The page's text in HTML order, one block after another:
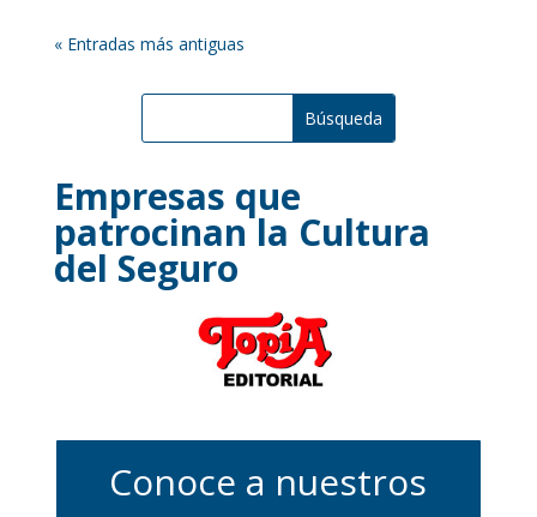
« Entradas más antiguas
Empresas que
patrocinan la Cultura
del Seguro
Conoce a nuestros